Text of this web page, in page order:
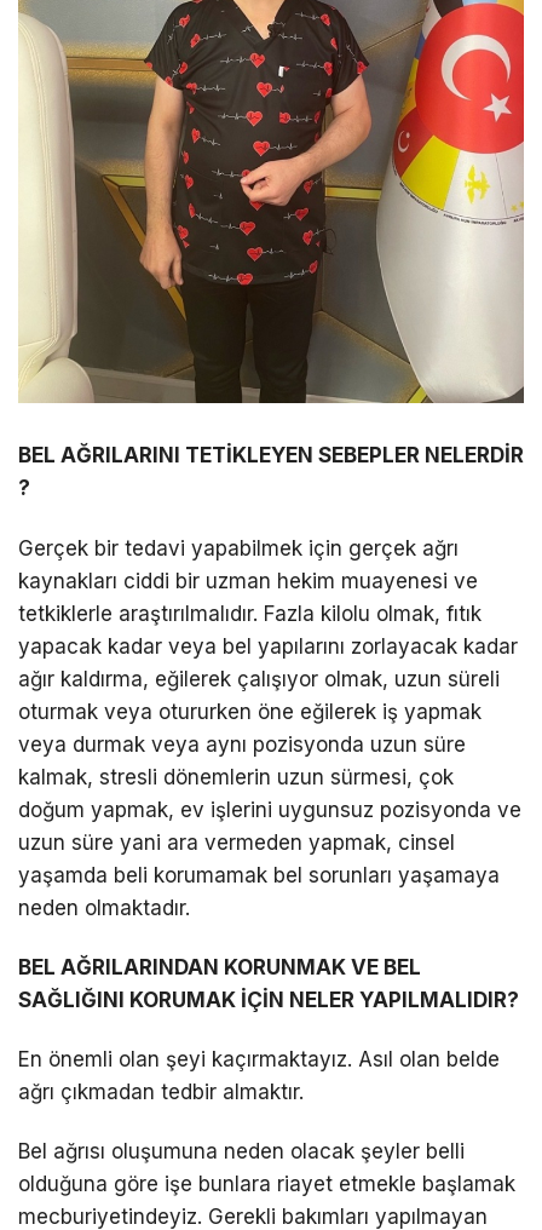
BEL AĞRILARINI TETİKLEYEN SEBEPLER NELERDİR
?
Gerçek bir tedavi yapabilmek için gerçek ağrı
kaynakları ciddi bir uzman hekim muayenesi ve
tetkiklerle araştırılmalıdır. Fazla kilolu olmak, fıtık
yapacak kadar veya bel yapılarını zorlayacak kadar
ağır kaldırma, eğilerek çalışıyor olmak, uzun süreli
oturmak veya otururken öne eğilerek iş yapmak
veya durmak veya aynı pozisyonda uzun süre
kalmak, stresli dönemlerin uzun sürmesi, çok
doğum yapmak, ev işlerini uygunsuz pozisyonda ve
uzun süre yani ara vermeden yapmak, cinsel
yaşamda beli korumamak bel sorunları yaşamaya
neden olmaktadır.
BEL AĞRILARINDAN KORUNMAK VE BEL
SAĞLIĞINI KORUMAK İÇİN NELER YAPILMALIDIR?
En önemli olan şeyi kaçırmaktayız. Asıl olan belde
ağrı çıkmadan tedbir almaktır.
Bel ağrısı oluşumuna neden olacak şeyler belli
olduğuna göre işe bunlara riayet etmekle başlamak
mecburiyetindeyiz. Gerekli bakımları yapılmayan